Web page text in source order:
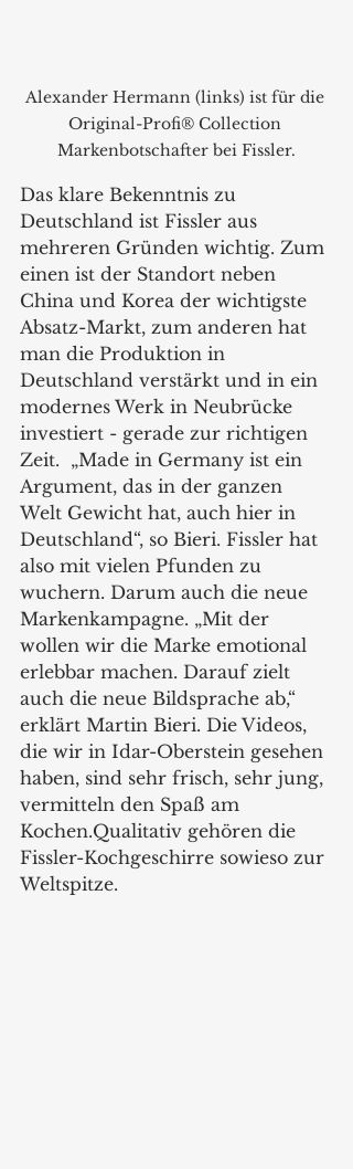
Alexander Hermann (links) ist für die
Original-Profi® Collection
Markenbotschafter bei Fissler.
Das klare Bekenntnis zu
Deutschland ist Fissler aus
mehreren Gründen wichtig. Zum
einen ist der Standort neben
China und Korea der wichtigste
Absatz-Markt, zum anderen hat
man die Produktion in
Deutschland verstärkt und in ein
modernes Werk in Neubrücke
investiert - gerade zur richtigen
Zeit.  „Made in Germany ist ein
Argument, das in der ganzen
Welt Gewicht hat, auch hier in
Deutschland“, so Bieri. Fissler hat
also mit vielen Pfunden zu
wuchern. Darum auch die neue
Markenkampagne. „Mit der
wollen wir die Marke emotional
erlebbar machen. Darauf zielt
auch die neue Bildsprache ab,“
erklärt Martin Bieri. Die Videos,
die wir in Idar-Oberstein gesehen
haben, sind sehr frisch, sehr jung,
vermitteln den Spaß am
Kochen.Qualitativ gehören die
Fissler-Kochgeschirre sowieso zur
Weltspitze.